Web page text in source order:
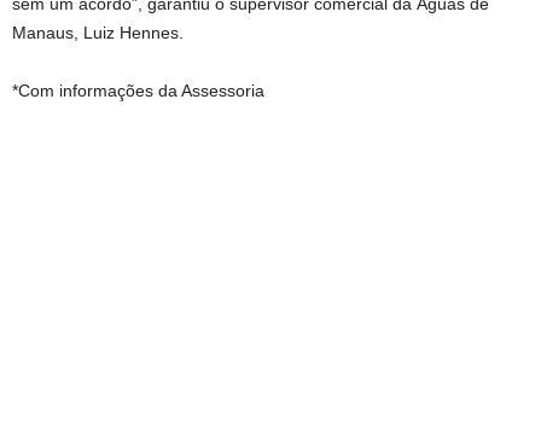
Manaus, Luiz Hennes.
*Com informações da Assessoria